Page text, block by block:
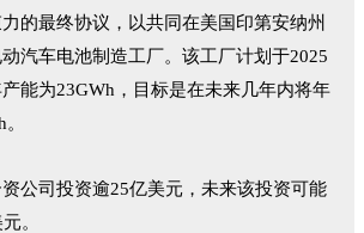
的最终协议，以共同在美国印第安纳州
汽车电池制造工厂。该工厂计划于2025
能为23GWh，目标是在未来几年内将年
公司投资逾25亿美元，未来该投资可能
。